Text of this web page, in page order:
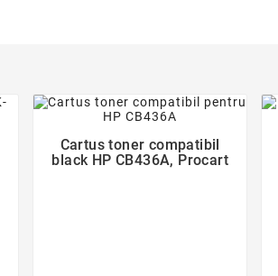

favorite_border
Cartus toner compatibil
black HP CB436A, Procart